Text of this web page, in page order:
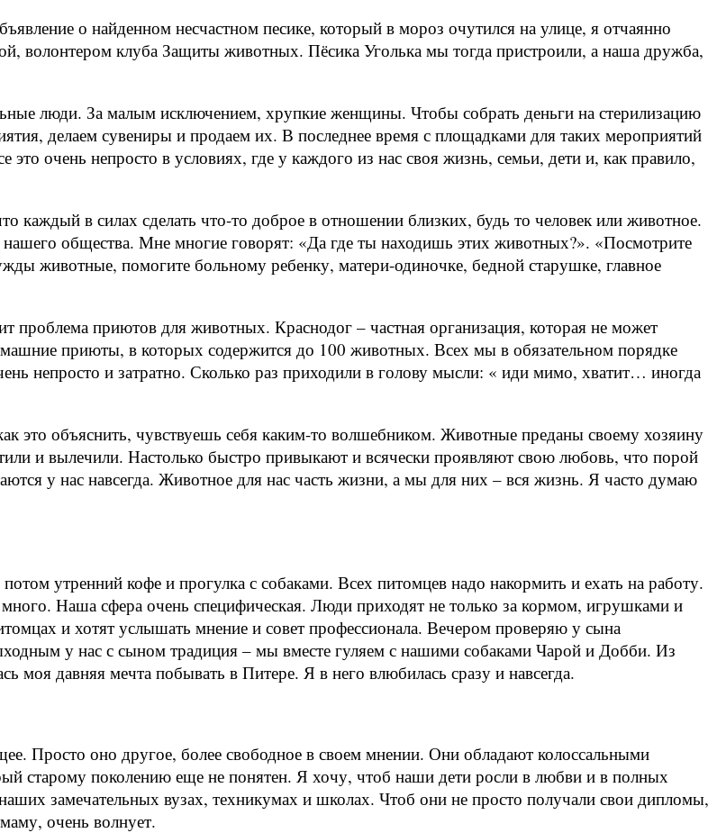
о найденном несчастном песике, который в мороз очутился на улице, я отчаянно
волонтером клуба Защиты животных. Пёсика Уголька мы тогда пристроили, а наша дружба,
люди. За малым исключением, хрупкие женщины. Чтобы собрать деньги на стерилизацию
делаем сувениры и продаем их. В последнее время с площадками для таких мероприятий
очень непросто в условиях, где у каждого из нас своя жизнь, семьи, дети и, как правило,
каждый в силах сделать что-то доброе в отношении близких, будь то человек или животное.
общества. Мне многие говорят: «Да где ты находишь этих животных?». «Посмотрите
животные, помогите больному ребенку, матери-одиночке, бедной старушке, главное
проблема приютов для животных. Краснодог – частная организация, которая не может
приюты, в которых содержится до 100 животных. Всех мы в обязательном порядке
непросто и затратно. Сколько раз приходили в голову мысли: « иди мимо, хватит… иногда
это объяснить, чувствуешь себя каким-то волшебником. Животные преданы своему хозяину
и вылечили. Настолько быстро привыкают и всячески проявляют свою любовь, что порой
у нас навсегда. Животное для нас часть жизни, а мы для них – вся жизнь. Я часто думаю
утренний кофе и прогулка с собаками. Всех питомцев надо накормить и ехать на работу.
Наша сфера очень специфическая. Люди приходят не только за кормом, игрушками и
и хотят услышать мнение и совет профессионала. Вечером проверяю у сына
у нас с сыном традиция – мы вместе гуляем с нашими собаками Чарой и Добби. Из
давняя мечта побывать в Питере. Я в него влюбилась сразу и навсегда.
Просто оно другое, более свободное в своем мнении. Они обладают колоссальными
старому поколению еще не понятен. Я хочу, чтоб наши дети росли в любви и в полных
замечательных вузах, техникумах и школах. Чтоб они не просто получали свои дипломы,
очень волнует.